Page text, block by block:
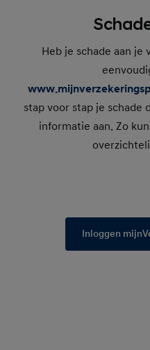
Heb je schade aan je
stap voor stap je schade
informatie aan. Zo
Inloggen